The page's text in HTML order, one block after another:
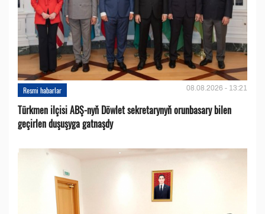
Resmi habarlar 08.08.2026 - 13:21
Türkmen ilçisi ABŞ-nyň Döwlet sekretarynyň orunbasary bilen
geçirlen duşuşyga gatnaşdy